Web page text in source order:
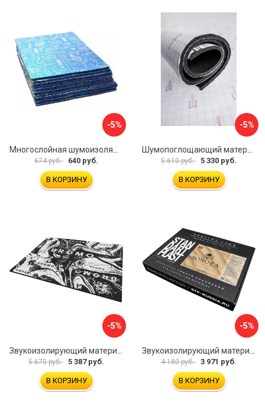
-5%
674 руб. 640 руб.
В КОРЗИНУ
-5%
5 610 руб. 5 330 руб.
В КОРЗИНУ
-5%
Звукоизолирующий материал STP Bromo 54253
5 670 руб. 5 387 руб.
В КОРЗИНУ
-5%
Звукоизолирующий материал STP Sonora 54254
4 180 руб. 3 971 руб.
В КОРЗИНУ